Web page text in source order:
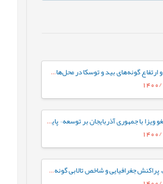
بررسی رویش قطر و ارتفاع گونه‌های بید و توسکا در محل‌های تثبیت بیولوژیکی دیواره لغزشی جاده جنگلی (سری 3 سوردار واتاشان، چمستان، مازندران)
ارزیابی پیامدهای لغو ویزا با جمهوری آذربایجان بر توسعه¬ پایدار گردشگری شمال‌غرب ایران
فلور، شکل رویشی، پراکنش جغرافیایی و شاخص تالابی گونه‌های گیاهی تالاب بین¬المللی انزلی